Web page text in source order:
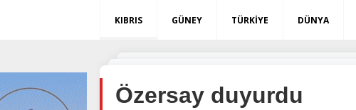
KIBRIS GÜNEY TÜRKİYE DÜNYA
Özersay duyurdu